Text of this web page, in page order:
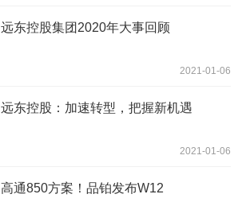
远东控股集团2020年大事回顾
2021-01-06
远东控股：加速转型，把握新机遇
2021-01-06
高通850方案！品铂发布W12